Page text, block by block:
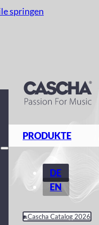
springen
PRODUKTE
DE
EN
Cascha Catalog 2026